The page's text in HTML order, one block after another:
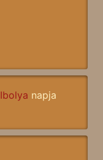
Ibolya napja